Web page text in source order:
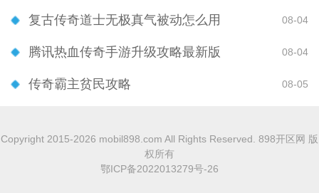
复古传奇道士无极真气被动怎么用 08-04
腾讯热血传奇手游升级攻略最新版 08-04
传奇霸主贫民攻略 08-05
Copyright 2015-2026 mobil898.com All Rights Reserved. 898开区网 版
权所有
鄂ICP备2022013279号-26